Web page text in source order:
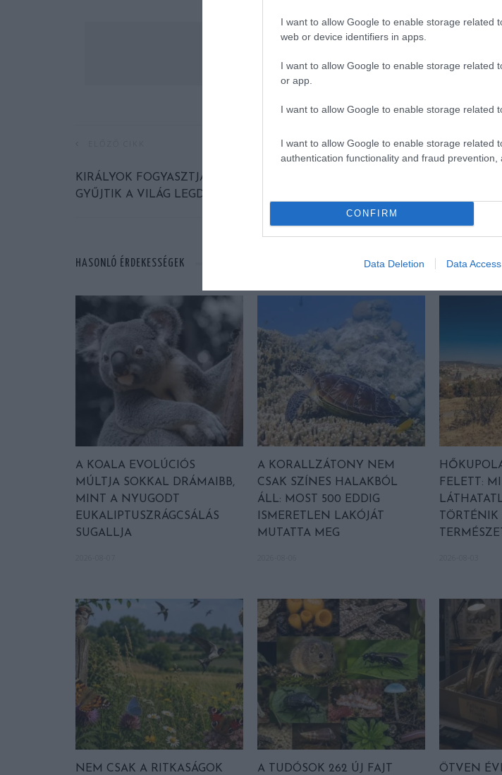
I want to allow Google to enable storage related
web or device identifiers in apps.
I want to allow Google to enable storage related
or app.
I want to allow Google to enable storage related
I want to allow Google to enable storage related
authentication functionality and fraud prevention,
CONFIRM
Data Deletion Data Access
KIRÁLYOK FOGYASZTJÁK, BARLANGBAN
GYŰJTIK A VILÁG LEGDRÁGÁBB MÉZÉT
HASONLÓ ÉRDEKESSÉGEK
A KOALA EVOLÚCIÓS
MÚLTJA SOKKAL DRÁMAIBB,
MINT A NYUGODT
EUKALIPTUSZRÁGCSÁLÁS
SUGALLJA
A KORALLZÁTONY NEM
CSAK SZÍNES HALAKBÓL
ÁLL: MOST 500 EDDIG
ISMERETLEN LAKÓJÁT
MUTATTA MEG
FELETT:
NEM CSAK A RITKASÁGOK A TUDÓSOK 262 ÚJ FAJT ÖTVEN